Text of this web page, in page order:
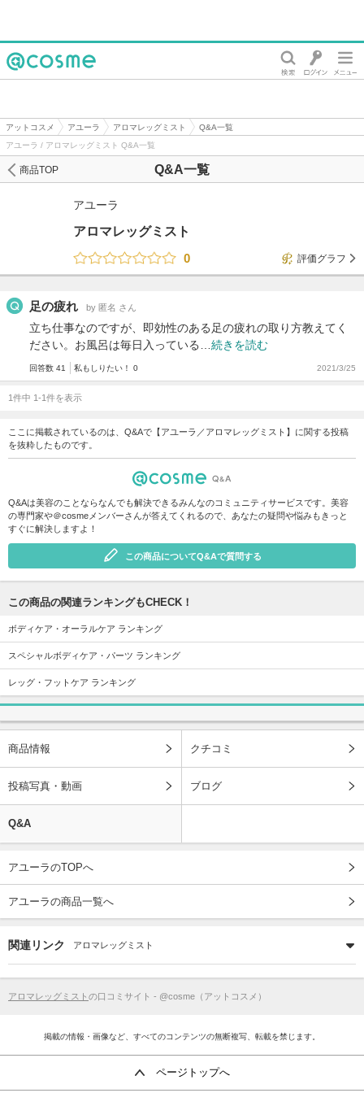
アットコスメ アユーラ アロマレッグミスト
Q&A一覧
アユーラ / アロマレッグミスト Q&A一覧
Q&A一覧
商品TOP
アユーラ
アロマレッグミスト
0
評価グラフ
足の疲れ by 匿名 さん
立ち仕事なのですが、即効性のある足の疲れの取り方教えてく
ださい。お風呂は毎日入っている… 続きを読む
回答数 41 私もしりたい！ 0 2021/3/25
1件中 1-1件を表示
ここに掲載されているのは、Q&Aで【アユーラ／アロマレッグミスト】に関する投稿
を抜粋したものです。
Q&Aは美容のことならなんでも解決できるみんなのコミュニティサービスです。美容
の専門家や＠cosmeメンバーさんが答えてくれるので、あなたの疑問や悩みもきっと
すぐに解決しますよ！
この商品についてQ&Aで質問する
この商品の関連ランキングもCHECK！
ボディケア・オーラルケア ランキング
スペシャルボディケア・パーツ ランキング
レッグ・フットケア ランキング
商品情報 クチコミ
投稿写真・動画 ブログ
Q&A
アユーラのTOPへ
アユーラの商品一覧へ
関連リンク アロマレッグミスト
アロマレッグミスト の口コミサイト - @cosme（アットコスメ）
掲載の情報・画像など、すべてのコンテンツの無断複写、転載を禁じます。
ページトップへ